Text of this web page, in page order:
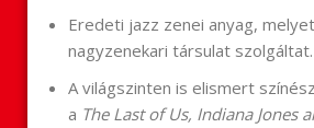
Eredeti jazz zenei anyag,
nagyzenekari társulat szolgáltat.
A világszinten is elismert
a The Last of Us, Indiana Jones